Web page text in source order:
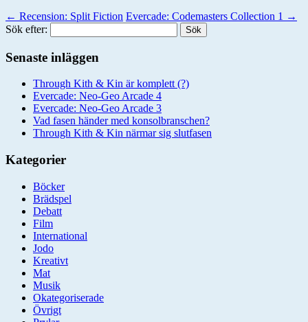
← Recension: Split Fiction Evercade: Codemasters Collection 1 →
Sök efter:
Senaste inläggen
Through Kith & Kin är komplett (?)
Evercade: Neo-Geo Arcade 4
Evercade: Neo-Geo Arcade 3
Vad fasen händer med konsolbranschen?
Through Kith & Kin närmar sig slutfasen
Kategorier
Böcker
Brädspel
Debatt
Film
International
Jodo
Kreativt
Mat
Musik
Okategoriserade
Övrigt